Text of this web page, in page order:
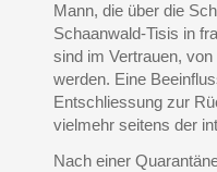
Mann, die über die
Schaanwald-Tisis in
sind im Vertrauen,
werden. Eine
Entschliessung zur
vielmehr seitens der
Nach einer